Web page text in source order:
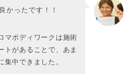
かったです！！
マボディワークは施術
トがあることで、あま
集中できました。